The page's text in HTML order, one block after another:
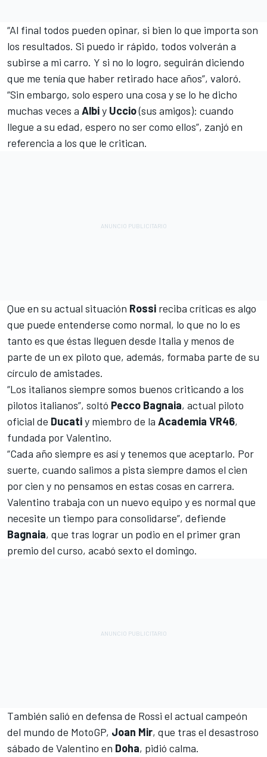
“Al final todos pueden opinar, si bien lo que importa son
los resultados. Si puedo ir rápido, todos volverán a
subirse a mi carro. Y si no lo logro, seguirán diciendo
que me tenía que haber retirado hace años”, valoró.
“Sin embargo, solo espero una cosa y se lo he dicho
muchas veces a Albiy Uccio(sus amigos): cuando
llegue a su edad, espero no ser como ellos”, zanjó en
referencia a los que le critican.
Que en su actual situación Rossi reciba críticas es algo
que puede entenderse como normal, lo que no lo es
tanto es que éstas lleguen desde Italia y menos de
parte de un ex piloto que, además, formaba parte de su
círculo de amistades.
“Los italianos siempre somos buenos criticando a los
pilotos italianos”, soltó Pecco Bagnaia, actual piloto
oficial de Ducatiy miembro de la Academia VR46,
fundada por Valentino.
“Cada año siempre es así y tenemos que aceptarlo. Por
suerte, cuando salimos a pista siempre damos el cien
por cien y no pensamos en estas cosas en carrera.
Valentino trabaja con un nuevo equipo y es normal que
necesite un tiempo para consolidarse”, defiende
Bagnaia, que tras lograr un podio en el primer gran
premio del curso, acabó sexto el domingo.
También salió en defensa de Rossi el actual campeón
del mundo de MotoGP, Joan Mir, que tras el desastroso
sábado de Valentino en Doha, pidió calma.